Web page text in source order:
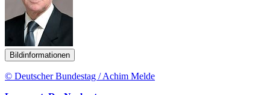
Bildinformationen
© Deutscher Bundestag / Achim Melde